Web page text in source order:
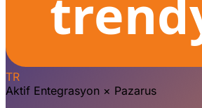
TR
Aktif Entegrasyon × Pazarus